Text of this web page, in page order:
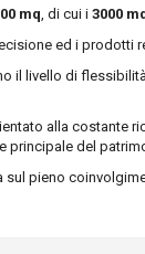
mq , di cui i 3000
ed i prodotti
il livello di
alla costante
principale del
pieno